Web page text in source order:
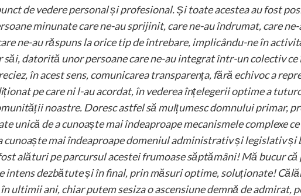
de vedere personal și profesional. Și toate acestea au fost
minunate care ne-au sprijinit, care ne-au îndrumat, care
ne-au răspuns la orice tip de întrebare, implicându-ne în
datorită unor persoane care ne-au integrat într-un colectiv ce
în acest sens, comunicarea transparența, fără echivoc a
pe care ni l-au acordat, în vederea înțelegerii optime a
noastre. Doresc astfel să mulțumesc domnului primar,
unică de a cunoaște mai îndeaproape mecanismele complexe ce
mai îndeaproape domeniul administrativ și legislativ și
alături pe parcursul acestei frumoase săptămâni! Mă bucur
intens dezbătute și în final, prin măsuri optime, soluționate!
ultimii ani, chiar putem sesiza o ascensiune demnă de admirat,